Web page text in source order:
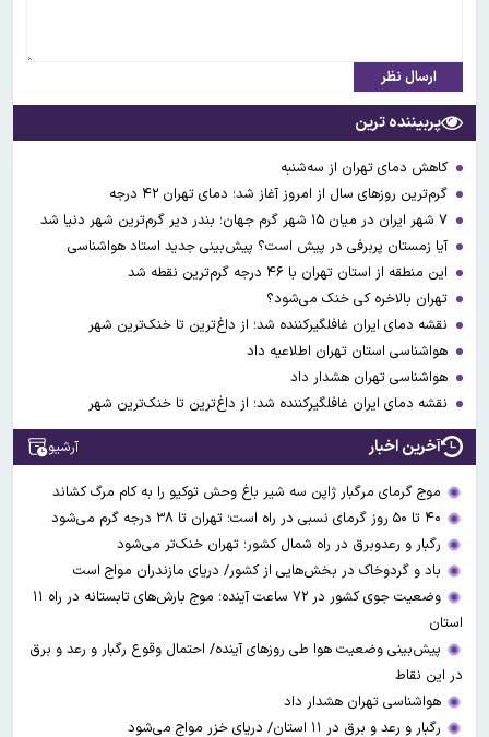
ارسال نظر
پربیننده ترین
کاهش دمای تهران از سه‌شنبه
گرم‌ترین روزهای سال از امروز آغاز شد؛ دمای تهران ۴۲ درجه
آیا زمستان پربرفی در پیش است؟ پیش‌بینی جدید استاد هواشناسی
این منطقه از استان تهران با ۴۶ درجه گرم‌ترین نقطه شد
تهران بالاخره کی خنک می‌شود؟
نقشه دمای ایران غافلگیرکننده شد؛ از داغ‌ترین تا خنک‌ترین شهر
هواشناسی استان تهران اطلاعیه داد
هواشناسی تهران هشدار داد
نقشه دمای ایران غافلگیرکننده شد؛ از داغ‌ترین تا خنک‌ترین شهر
آخرین اخبار آرشیو
موج گرمای مرگبار ژاپن سه شیر باغ وحش توکیو را به کام مرگ کشاند
۴۰ تا ۵۰ روز گرمای نسبی در راه است؛ تهران تا ۳۸ درجه گرم می‌شود
رگبار و رعدوبرق در راه شمال کشور؛ تهران خنک‌تر می‌شود
باد و گردوخاک در بخش‌هایی از کشور/ دریای مازندران مواج است
وضعیت جوی کشور در ۷۲ ساعت آینده؛ موج بارش‌های تابستانه در راه ۱۱
استان
پیش‌بینی وضعیت هوا طی روزهای آینده/ احتمال وقوع رگبار و رعد و برق
در این نقاط
هواشناسی تهران هشدار داد
رگبار و رعد و برق در ۱۱ استان‌/ دریای خزر مواج می‌شود